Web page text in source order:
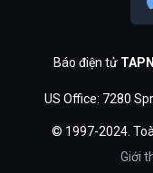
Báo điện tử
US Office: 7280
© 1997-2024.
Giới